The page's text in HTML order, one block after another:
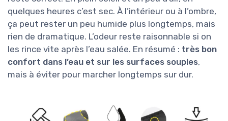
quelques heures c’est sec. À l’intérieur ou à l’ombre,
ça peut rester un peu humide plus longtemps, mais
rien de dramatique. L’odeur reste raisonnable si on
les rince vite après l’eau salée. En résumé : très bon
confort dans l’eau et sur les surfaces souples,
mais à éviter pour marcher longtemps sur dur.